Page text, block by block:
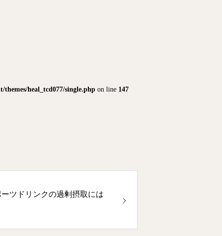
heal_tcd077/single.php on line 147
ツドリンクの過剰摂取には